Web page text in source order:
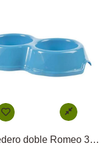
Comedero doble Romeo 300ml x 2